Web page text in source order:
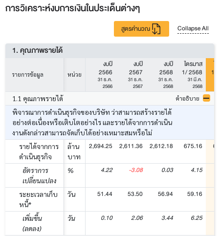
การวิเคราะห์งบการเงินในประเด็นต่างๆ
สูตรคำนวณ Collapse All
1. คุณภาพรายได้
รายการข้อมูล หน่วย
งบปี
2566
31 ธ.ค.
2566
งบปี
2567
31 ธ.ค.
2567
งบปี
2568
31 ธ.ค.
2568
ไตรมาส
1/ 2568
31 มี.ค.
2568
ไ
1/
1.1 คุณภาพรายได้ คำอธิบาย
พิจารณาการดำเนินธุรกิจของบริษัท ว่าสามารถสร้างรายได้
อย่างต่อเนื่องหรือเติบโตอย่างไร และรายได้จากการดำเนิน
งานดังกล่าวสามารถจัดเก็บได้อย่างเหมาะสมหรือไม่
รายได้จากการ
ดำเนินธุรกิจ
ล้าน
บาท
2,694.25 2,611.36 2,612.18 675.16
อัตราการ
เปลี่ยนแปลง
% 4.22 -3.08 0.03 4.15
ระยะเวลาเก็บ
หนี้*
วัน 51.44 53.50 56.94 59.16
เพิ่มขึ้น
(ลดลง)
วัน 0.10 2.06 3.44 6.25